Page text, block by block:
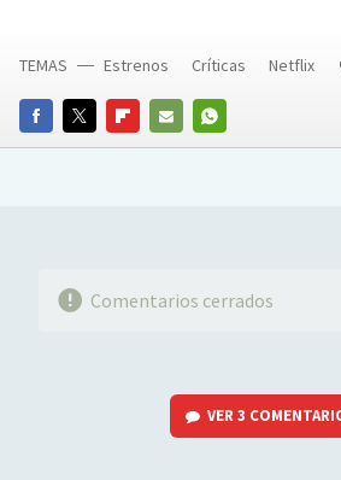
FACEBOOKTWITTERFLIPBOARD
E-
WHATSAPP
TEMAS Estrenos Críticas Netflix
Comentarios cerrados
VER3